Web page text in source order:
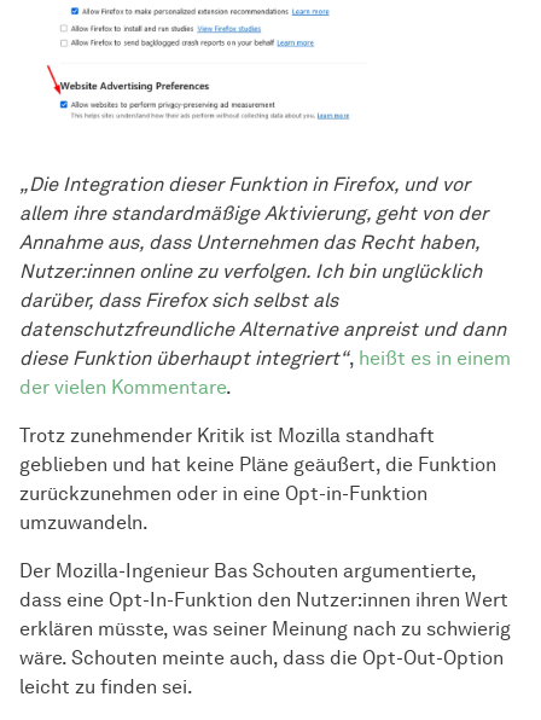
„Die Integration dieser Funktion in Firefox, und vor
allem ihre standardmäßige Aktivierung, geht von der
Annahme aus, dass Unternehmen das Recht haben,
Nutzer:innen online zu verfolgen. Ich bin unglücklich
darüber, dass Firefox sich selbst als
datenschutzfreundliche Alternative anpreist und dann
diese Funktion überhaupt integriert“, heißt es in einem
der vielen Kommentare.
Trotz zunehmender Kritik ist Mozilla standhaft
geblieben und hat keine Pläne geäußert, die Funktion
zurückzunehmen oder in eine Opt-in-Funktion
umzuwandeln.
Der Mozilla-Ingenieur Bas Schouten argumentierte,
dass eine Opt-In-Funktion den Nutzer:innen ihren Wert
erklären müsste, was seiner Meinung nach zu schwierig
wäre. Schouten meinte auch, dass die Opt-Out-Option
leicht zu finden sei.